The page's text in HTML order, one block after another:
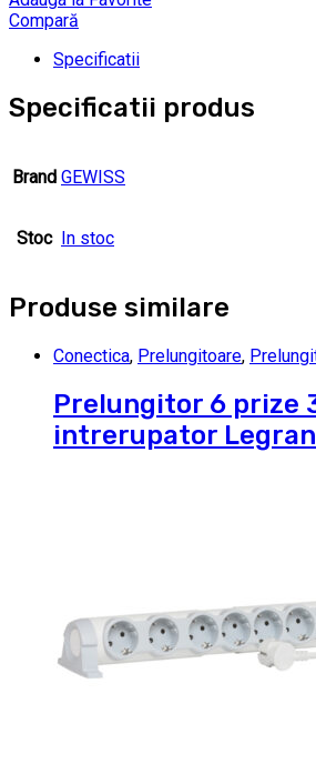
Compară
Specificatii
Specificatii produs
Brand GEWISS
Stoc In stoc
Produse similare
Conectica, Prelungitoare,
Prelungitor 6 prize
intrerupator